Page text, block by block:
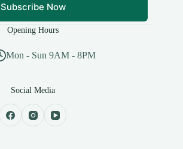
Subscribe Now
Opening Hours
Mon - Sun 9AM - 8PM
Social Media